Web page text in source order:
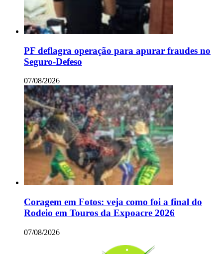
PF deflagra operação para apurar fraudes no
Seguro-Defeso
07/08/2026
Coragem em Fotos: veja como foi a final do
Rodeio em Touros da Expoacre 2026
07/08/2026